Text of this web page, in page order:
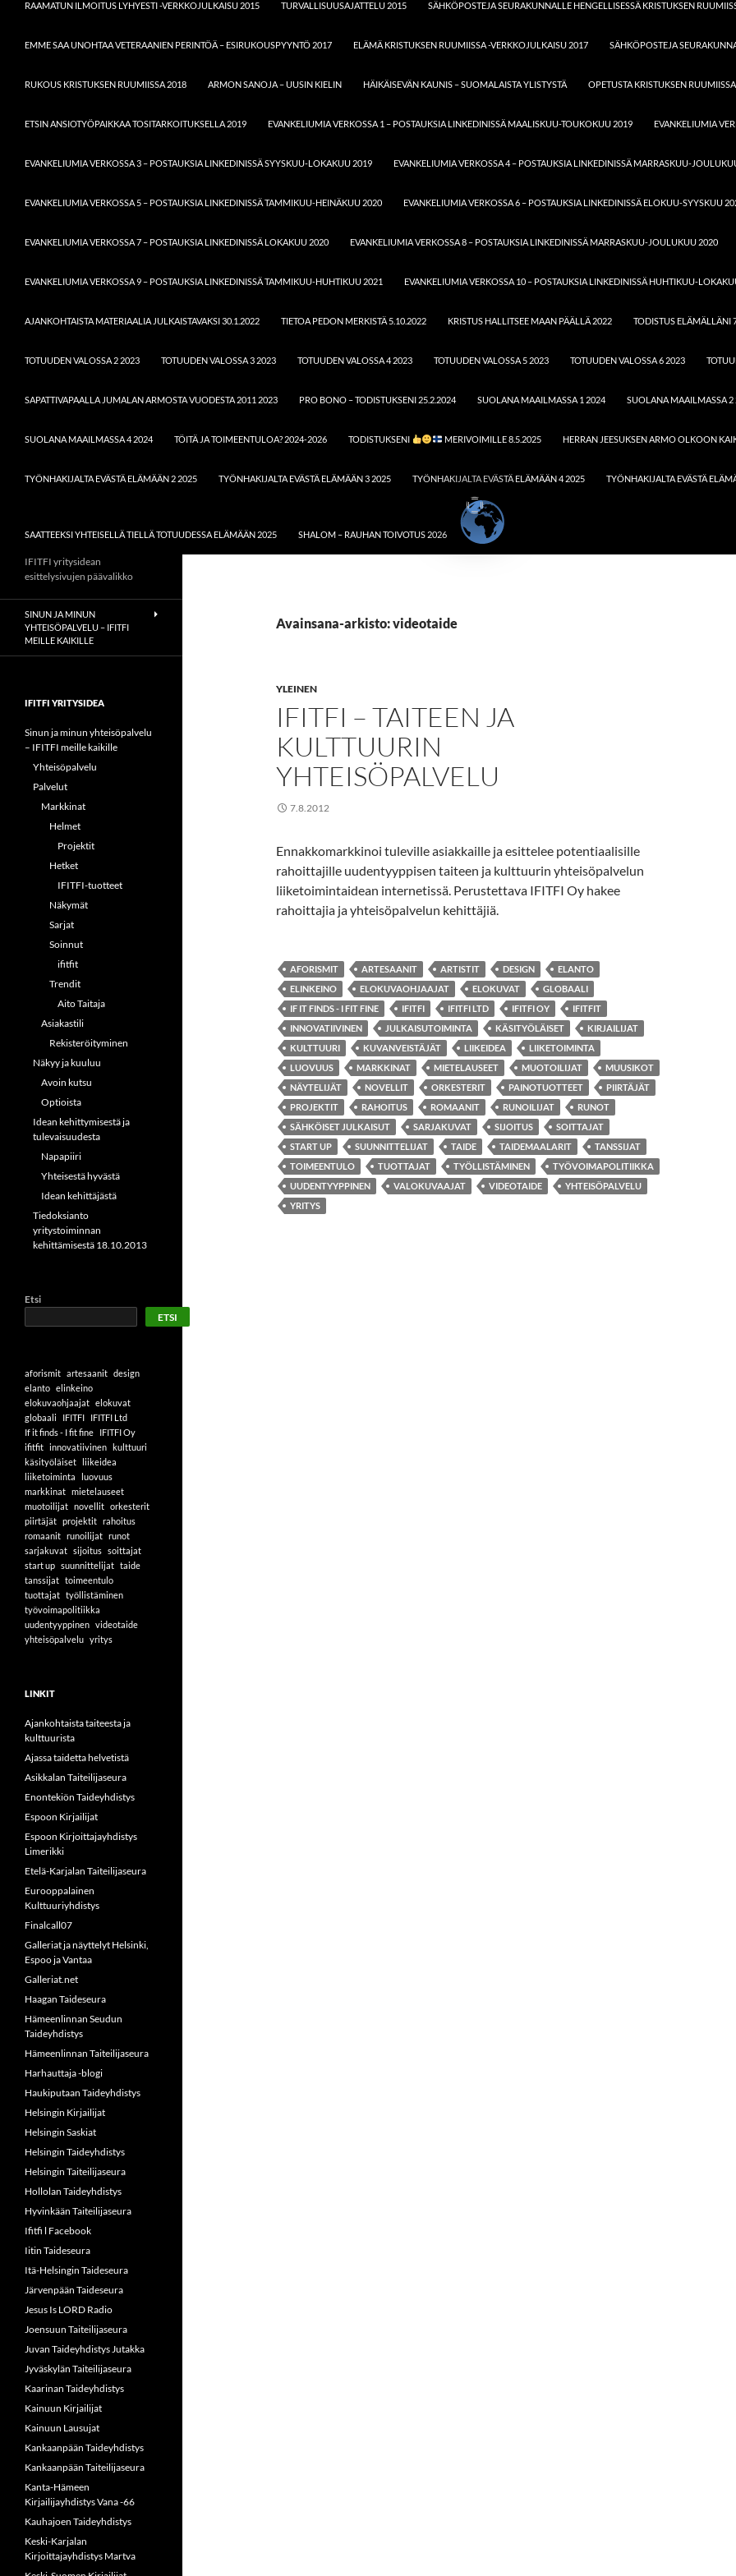
RAAMATUN ILMOITUS LYHYESTI -VERKKOJULKAISU 2015 TURVALLISUUSAJATTELU 2015 SÄHKÖPOSTEJA SEURAKUNNALLE HENGELLISESSÄ KRISTUKSEN
EMME SAA UNOHTAA VETERAANIEN PERINTÖÄ – ESIRUKOUSPYYNTÖ 2017 ELÄMÄ KRISTUKSEN RUUMIISSA -VERKKOJULKAISU 2017 SÄHKÖPOSTEJA
RUKOUS KRISTUKSEN RUUMIISSA 2018 ARMON SANOJA – UUSIN KIELIN HÄIKÄISEVÄN KAUNIS – SUOMALAISTA YLISTYSTÄ OPETUSTA KRISTUKSEN
ETSIN ANSIOTYÖPAIKKAA TOSITARKOITUKSELLA 2019 EVANKELIUMIA VERKOSSA 1 – POSTAUKSIA LINKEDINISSÄ MAALISKUU-TOUKOKUU 2019 EVANKELIUMIA
EVANKELIUMIA VERKOSSA 3 – POSTAUKSIA LINKEDINISSÄ SYYSKUU-LOKAKUU 2019 EVANKELIUMIA VERKOSSA 4 – POSTAUKSIA LINKEDINISSÄ MARRASKUU-
EVANKELIUMIA VERKOSSA 5 – POSTAUKSIA LINKEDINISSÄ TAMMIKUU-HEINÄKUU 2020 EVANKELIUMIA VERKOSSA 6 – POSTAUKSIA LINKEDINISSÄ ELOKUU-SYYSKUU
EVANKELIUMIA VERKOSSA 7 – POSTAUKSIA LINKEDINISSÄ LOKAKUU 2020 EVANKELIUMIA VERKOSSA 8 – POSTAUKSIA LINKEDINISSÄ MARRASKUU-JOULUKUU 2020
EVANKELIUMIA VERKOSSA 9 – POSTAUKSIA LINKEDINISSÄ TAMMIKUU-HUHTIKUU 2021 EVANKELIUMIA VERKOSSA 10 – POSTAUKSIA LINKEDINISSÄ HUHTIKUU-
AJANKOHTAISTA MATERIAALIA JULKAISTAVAKSI 30.1.2022 TIETOA PEDON MERKISTÄ 5.10.2022 KRISTUS HALLITSEE MAAN PÄÄLLÄ 2022 TODISTUS ELÄMÄLLÄNI
TOTUUDEN VALOSSA 2 2023 TOTUUDEN VALOSSA 3 2023 TOTUUDEN VALOSSA 4 2023 TOTUUDEN VALOSSA 5 2023 TOTUUDEN VALOSSA 6 2023
SAPATTIVAPAALLA JUMALAN ARMOSTA VUODESTA 2011 2023 PRO BONO – TODISTUKSENI 25.2.2024 SUOLANA MAAILMASSA 1 2024 SUOLANA MAAILMASSA 2
SUOLANA MAAILMASSA 4 2024 TÖITÄ JA TOIMEENTULOA? 2024-2026 TODISTUKSENI MERIVOIMILLE 8.5.2025 HERRAN JEESUKSEN ARMO OLKOON
TYÖNHAKIJALTA EVÄSTÄ ELÄMÄÄN 2 2025 TYÖNHAKIJALTA EVÄSTÄ ELÄMÄÄN 3 2025 TYÖNHAKIJALTA EVÄSTÄ ELÄMÄÄN 4 2025 TYÖNHAKIJALTA EVÄSTÄ
SAATTEEKSI YHTEISELLÄ TIELLÄ TOTUUDESSA ELÄMÄÄN 2025 SHALOM – RAUHAN TOIVOTUS 2026
Avainsana-arkisto: videotaide
YLEINEN
IFITFI – TAITEEN JA
KULTTUURIN
YHTEISÖPALVELU
7.8.2012
Ennakkomarkkinoi tuleville asiakkaille ja esittelee potentiaalisille
rahoittajille uudentyyppisen taiteen ja kulttuurin yhteisöpalvelun
liiketoimintaidean internetissä. Perustettava IFITFI Oy hakee
rahoittajia ja yhteisöpalvelun kehittäjiä.
AFORISMIT ARTESAANIT ARTISTIT DESIGN
ELANTO
ELINKEINO
ELOKUVAOHJAAJAT ELOKUVAT
GLOBAALI
IF IT FINDS - I FIT FINE
IFITFI IFITFI LTD IFITFI OY
IFITFIT
INNOVATIIVINEN
JULKAISUTOIMINTA KÄSITYÖLÄISET
KIRJAILIJAT
KULTTUURI
KUVANVEISTÄJÄT LIIKEIDEA
LIIKETOIMINTA
LUOVUUS
MARKKINAT MIETELAUSEET MUOTOILIJAT
MUUSIKOT
NÄYTELIJÄT
NOVELLIT ORKESTERIT PAINOTUOTTEET
PIIRTÄJÄT
PROJEKTIT
RAHOITUS ROMAANIT RUNOILIJAT
RUNOT
SÄHKÖISET JULKAISUT
SARJAKUVAT SIJOITUS
SOITTAJAT
START UP
SUUNNITTELIJAT TAIDE TAIDEMAALARIT
TANSSIJAT
TOIMEENTULO
TUOTTAJAT TYÖLLISTÄMINEN
TYÖVOIMAPOLITIIKKA
UUDENTYYPPINEN
VALOKUVAAJAT VIDEOTAIDE
YHTEISÖPALVELU
YRITYS
IFITFI yritysidean
esittelysivujen päävalikko
SINUN JA MINUN
YHTEISÖPALVELU – IFITFI
MEILLE KAIKILLE
IFITFI YRITYSIDEA
Sinun ja minun yhteisöpalvelu
– IFITFI meille kaikille
Yhteisöpalvelu
Palvelut
Markkinat
Helmet
Projektit
Hetket
IFITFI-tuotteet
Näkymät
Sarjat
Soinnut
ifitfit
Trendit
Aito Taitaja
Asiakastili
Rekisteröityminen
Näkyy ja kuuluu
Avoin kutsu
Optioista
Idean kehittymisestä ja
tulevaisuudesta
Napapiiri
Yhteisestä hyvästä
Idean kehittäjästä
Tiedoksianto
yritystoiminnan
kehittämisestä 18.10.2013
Etsi
ETSI
aforismit artesaanit design
elanto elinkeino
elokuvaohjaajat elokuvat
globaali
IFITFI
IFITFI Ltd
If it finds - I fit fine
IFITFI Oy
ifitfit innovatiivinen kulttuuri
käsityöläiset liikeidea
liiketoiminta
luovuus
markkinat mietelauseet
muotoilijat novellit orkesterit
piirtäjät projektit rahoitus
romaanit runoilijat runot
sarjakuvat sijoitus soittajat
start up suunnittelijat taide
tanssijat toimeentulo
tuottajat työllistäminen
työvoimapolitiikka
uudentyyppinen videotaide
yhteisöpalvelu yritys
LINKIT
Ajankohtaista taiteesta ja
kulttuurista
Ajassa taidetta helvetistä
Asikkalan Taiteilijaseura
Enontekiön Taideyhdistys
Espoon Kirjailijat
Espoon Kirjoittajayhdistys
Limerikki
Etelä-Karjalan Taiteilijaseura
Eurooppalainen
Kulttuuriyhdistys
Finalcall07
Galleriat ja näyttelyt Helsinki,
Espoo ja Vantaa
Galleriat.net
Haagan Taideseura
Hämeenlinnan Seudun
Taideyhdistys
Hämeenlinnan Taiteilijaseura
Harhauttaja -blogi
Haukiputaan Taideyhdistys
Helsingin Kirjailijat
Helsingin Saskiat
Helsingin Taideyhdistys
Helsingin Taiteilijaseura
Hollolan Taideyhdistys
Hyvinkään Taiteilijaseura
Ifitfi l Facebook
Iitin Taideseura
Itä-Helsingin Taideseura
Järvenpään Taideseura
Jesus Is LORD Radio
Joensuun Taiteilijaseura
Juvan Taideyhdistys Jutakka
Jyväskylän Taiteilijaseura
Kaarinan Taideyhdistys
Kainuun Kirjailijat
Kainuun Lausujat
Kankaanpään Taideyhdistys
Kankaanpään Taiteilijaseura
Kanta-Hämeen
Kirjailijayhdistys Vana -66
Kauhajoen Taideyhdistys
Keski-Karjalan
Kirjoittajayhdistys Martva